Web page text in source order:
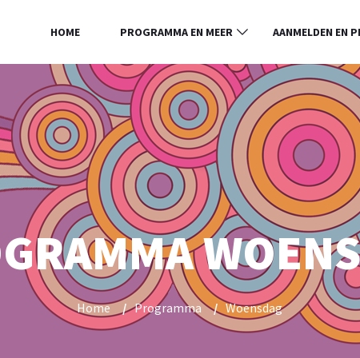
HOME PROGRAMMA EN MEER AANMELDEN EN
Home / Programma / Woensdag